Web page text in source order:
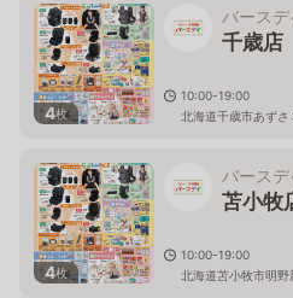
4枚
バースデ
千歳店
10:00-19:00
北海道千歳市あずさ
4枚
バースデ
苫小牧
10:00-19:00
北海道苫小牧市明野